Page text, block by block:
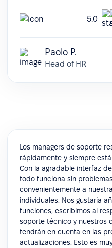
5.0
Paolo P.
Head of HR
Los managers de soporte
rápidamente y siempre
Con la agradable interfaz
todo funciona sin
convenientemente a
individuales. Nos gustaría
funciones, escribimos al
soporte técnico y nuestros
tendrán en cuenta en las
actualizaciones. Esto es